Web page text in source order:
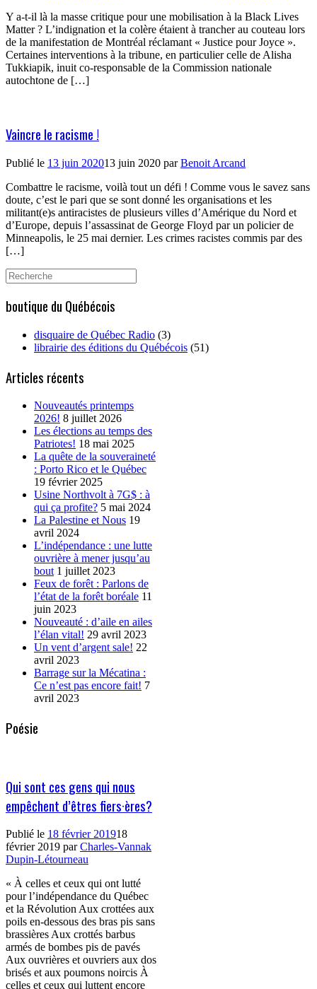
Y a-t-il là la masse critique pour une mobilisation à la Black Lives
Matter ? L’indignation et la colère étaient à trancher au couteau lors
de la manifestation de Montréal réclamant « Justice pour Joyce ».
Certaines interventions à la tribune, en particulier celle de Alisha
Tukkiapik, inuit co-responsable de la Commission nationale
autochtone de […]
Vaincre le racisme !
Publié le 13 juin 202013 juin 2020 parBenoit Arcand
Combattre le racisme, voilà tout un défi ! Comme vous le savez sans
doute, c’est le pari que se sont donné les organisations et les
militant(e)s antiracistes de plusieurs villes d’Amérique du Nord et
d’Europe, depuis l’assassinat de George Floyd par un policier de
Minneapolis, le 25 mai dernier. Les crimes racistes commis par des
[…]
Search
for:
boutique du Québécois
disquaire de Québec Radio (3)
librairie des éditions du Québécois (51)
Articles récents
Nouveautés printemps
2026! 8 juillet 2026
Les élections au temps des
Patriotes! 18 mai 2025
La quête de la souveraineté
: Porto Rico et le Québec
19 février 2025
Usine Northvolt à 7G$ : à
qui ça profite? 5 mai 2024
La Palestine et Nous 19
avril 2024
L’indépendance : une lutte
ouvrière à mener jusqu’au
bout 1 juillet 2023
Feux de forêt : Parlons de
l’état de la forêt boréale 11
juin 2023
Nouveauté : d’aile en ailes
l’élan vital! 29 avril 2023
Un vent d’argent sale! 22
avril 2023
Barrage sur la Mécatina :
Ce n’est pas encore fait! 7
avril 2023
Poésie
Qui sont ces gens qui nous
empêchent d’êtres fiers·ères?
Publié le 18 février 201918
février 2019 parCharles-Vannak
Dupin-Létourneau
« À celles et ceux qui ont lutté
pour l’indépendance du Québec
et la Révolution Aux crottées aux
poils en-dessous des bras pis sans
brassières Aux crottés barbus
armés de bombes pis de pavés
Aux ouvrières et ouvriers aux dos
brisés et aux poumons noircis À
celles et ceux qui luttent encore